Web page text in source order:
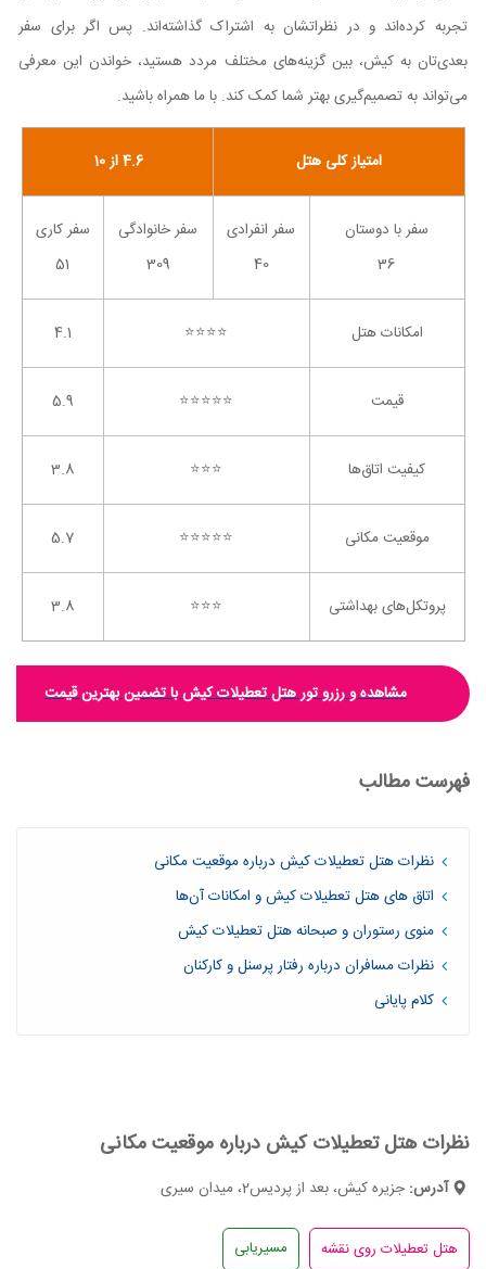
تجربه کرده‌اند و در نظراتشان به اشتراک گذاشته‌اند. پس اگر برای سفر
بعدی‌تان به کیش، بین گزینه‌های مختلف مردد هستید، خواندن این معرفی
می‌تواند به تصمیم‌گیری بهتر شما کمک کند. با ما همراه باشید.
امتیاز کلی هتل 4.6 از 10
سفر با دوستان
36
سفر انفرادی
40
سفر خانوادگی
309
سفر کاری
51
امکانات هتل ⭐️⭐️⭐️⭐️
4.1
قیمت ⭐️⭐️⭐️⭐️⭐️
5.9
کیفیت اتاق‌ها ⭐️⭐️⭐️
3.8
موقعیت مکانی ⭐️⭐️⭐️⭐️⭐️
5.7
پروتکل‌های بهداشتی ⭐️⭐️⭐️
3.8
مشاهده و رزرو تور هتل تعطیلات کیش با تضمین بهترین قیمت
فهرست مطالب
نظرات هتل تعطیلات کیش درباره موقعیت مکانی
اتاق های هتل تعطیلات کیش و امکانات آن‌ها
منوی رستوران و صبحانه هتل تعطیلات کیش
نظرات مسافران درباره رفتار پرسنل و کارکنان
کلام پایانی
نظرات هتل تعطیلات کیش درباره موقعیت مکانی
آدرس: جزیره کیش، بعد از پردیس2، میدان سیری
مسیریابی